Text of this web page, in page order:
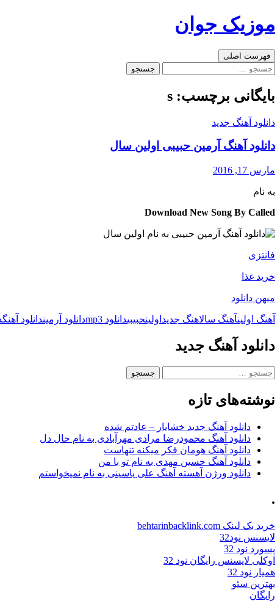
به
موزیک جوان
جست‌وجو
فهرست اصلی
جستجو
بایگانی برچسب: s
دانلود آهنگ جدید
دانلود آهنگ آرمین حبیبی اولین سال
مارس 17, 2016
به نام
Download New Song By Called
فانتزی
خرید غذا
میهن دانلود
آهنگ اولینآهنگ سالاهنگ جدید اولینحبیبیدانلود mp3 دانلود آرمیندانلود آهنگ
دانلود آهنگ جدید
جستجو
نوشته‌های تازه
دانلود آهنگ جدید خشایار – عادتم شده
دانلود آهنگ محمودرضا مرادی مهرآبادی به نام حال دل
دانلود آهنگ هومان فکر میکنه تنهاست
دانلود آهنگ حسین مهدی به نام تو با من
دانلود ورژن آهسته آهنگ علی یاسینی به نام نمیخواستم
.
خرید بک لینک behtarinbacklink.com
لایسنس نود32
پسورد نود 32
اوکلی لایسنس رایگان نود 32
همیار نود 32
بهترین سئو
رایگان